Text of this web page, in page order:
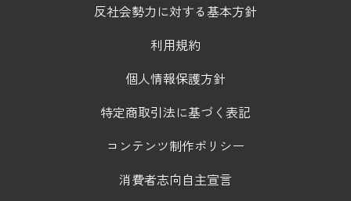
反社会勢力に対する基本方針
利用規約
個人情報保護方針
特定商取引法に基づく表記
コンテンツ制作ポリシー
消費者志向自主宣言